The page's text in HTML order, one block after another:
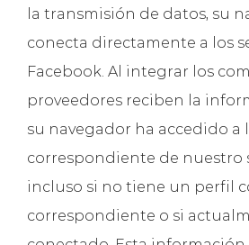
la transmisión de datos, su
conecta directamente a los
Facebook. Al integrar los
proveedores reciben la
su navegador ha accedido a
correspondiente de nuestro
incluso si no tiene un perfil
correspondiente o si